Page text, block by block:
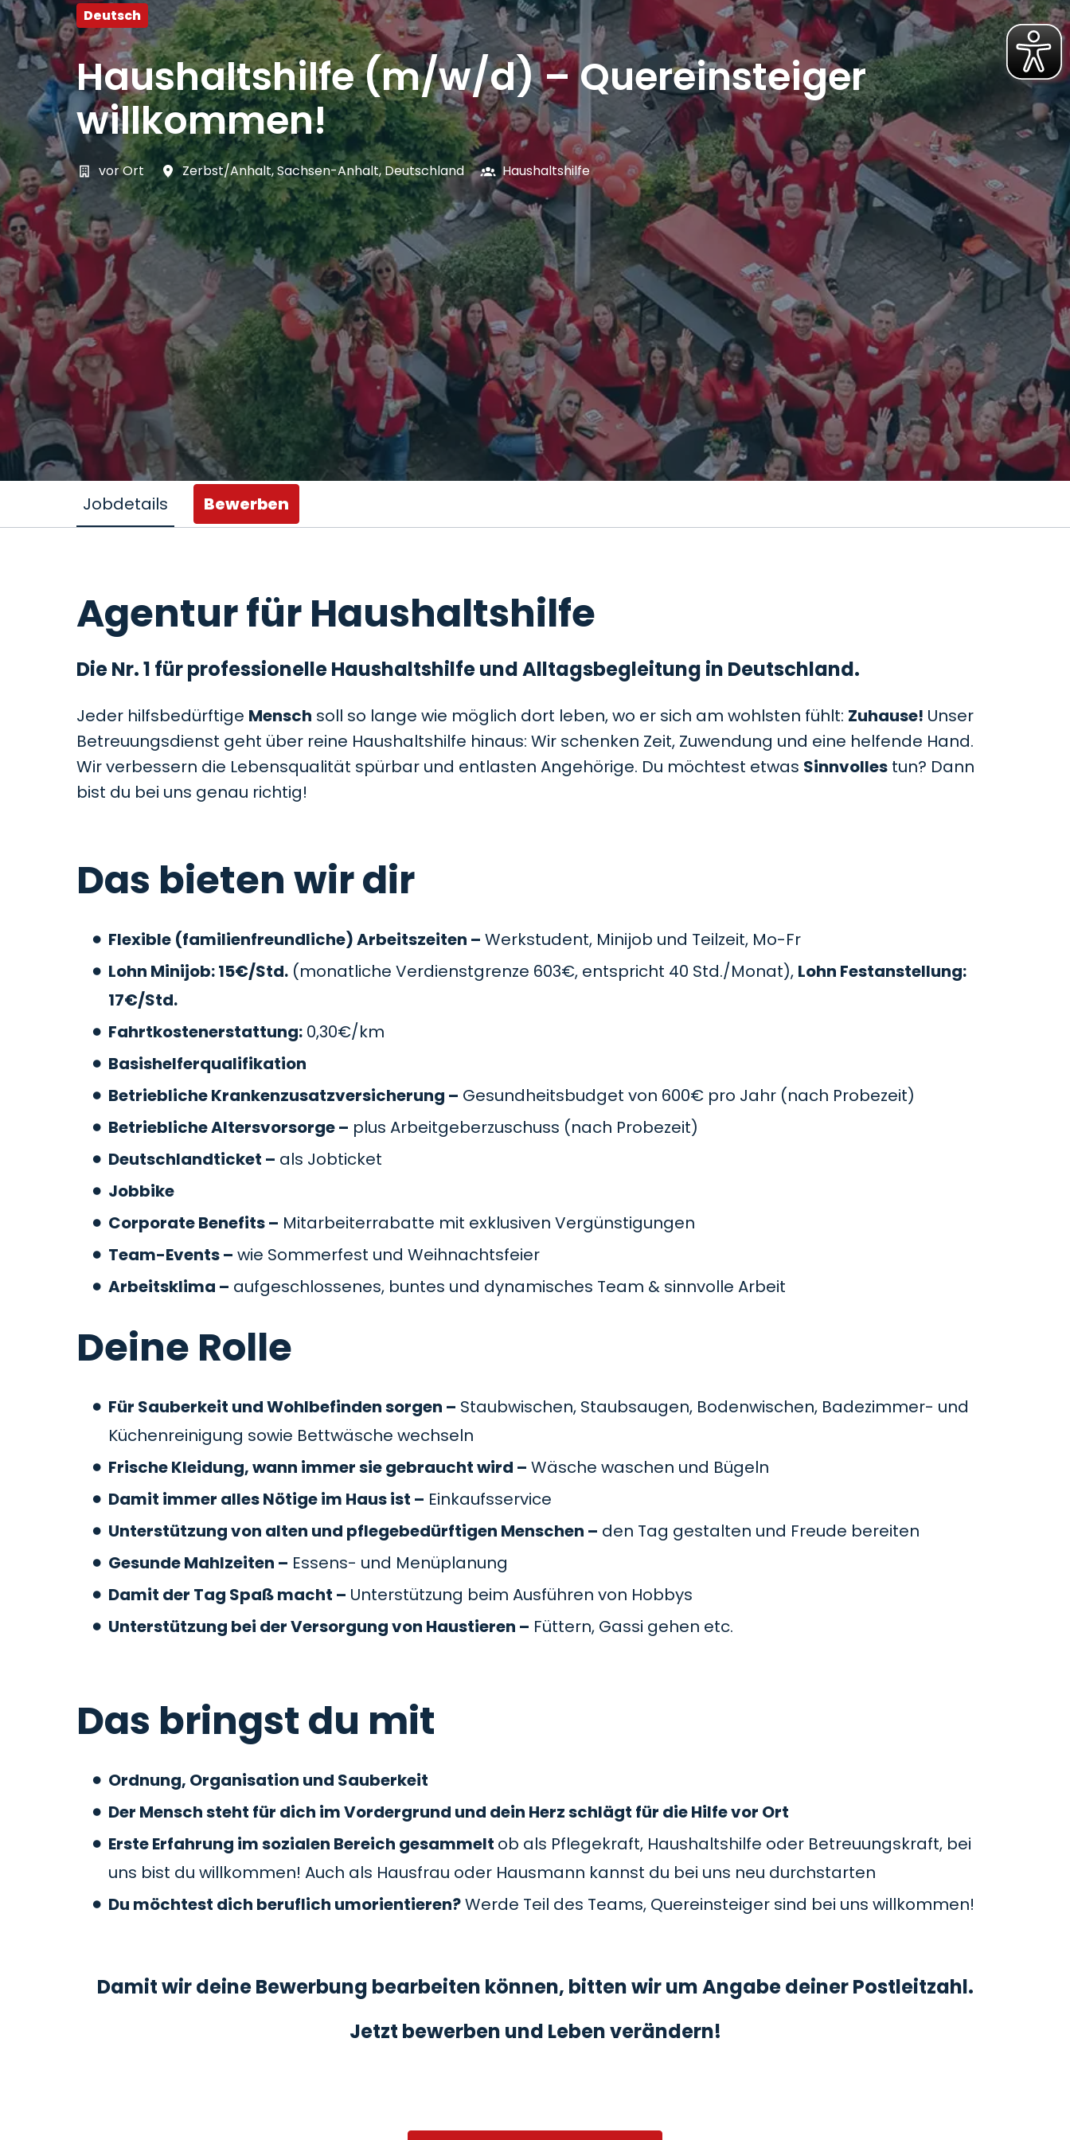
Deutsch
Haushaltshilfe (m/w/d) – Quereinsteiger
willkommen!
vor Ort Zerbst/Anhalt,Sachsen-Anhalt, Deutschland Haushaltshilfe
Jobdetails Bewerben
Agentur für Haushaltshilfe
Die Nr. 1 für professionelle Haushaltshilfe und Alltagsbegleitung in Deutschland.
Jeder hilfsbedürftige Mensch soll so lange wie möglich dort leben, wo er sich am wohlsten fühlt: Zuhause! Unser
Betreuungsdienst geht über reine Haushaltshilfe hinaus: Wir schenken Zeit, Zuwendung und eine helfende Hand.
Wir verbessern die Lebensqualität spürbar und entlasten Angehörige. Du möchtest etwas Sinnvolles tun? Dann
bist du bei uns genau richtig!
Das bieten wir dir
Flexible (familienfreundliche) Arbeitszeiten – Werkstudent, Minijob und Teilzeit, Mo-Fr
Lohn Minijob: 15€/Std. (monatliche Verdienstgrenze 603€, entspricht 40 Std./Monat), Lohn Festanstellung:
17€/Std.
Fahrtkostenerstattung: 0,30€/km
Basishelferqualifikation
Betriebliche Krankenzusatzversicherung – Gesundheitsbudget von 600€ pro Jahr (nach Probezeit)
Betriebliche Altersvorsorge – plus Arbeitgeberzuschuss (nach Probezeit)
Deutschlandticket – als Jobticket
Jobbike
Corporate Benefits – Mitarbeiterrabatte mit exklusiven Vergünstigungen
Team-Events – wie Sommerfest und Weihnachtsfeier
Arbeitsklima – aufgeschlossenes, buntes und dynamisches Team & sinnvolle Arbeit
Deine Rolle
Für Sauberkeit und Wohlbefinden sorgen – Staubwischen, Staubsaugen, Bodenwischen, Badezimmer- und
Küchenreinigung sowie Bettwäsche wechseln
Frische Kleidung, wann immer sie gebraucht wird – Wäsche waschen und Bügeln
Damit immer alles Nötige im Haus ist – Einkaufsservice
Unterstützung von alten und pflegebedürftigen Menschen – den Tag gestalten und Freude bereiten
Gesunde Mahlzeiten – Essens- und Menüplanung
Damit der Tag Spaß macht – Unterstützung beim Ausführen von Hobbys
Unterstützung bei der Versorgung von Haustieren – Füttern, Gassi gehen etc.
Das bringst du mit
Ordnung, Organisation und Sauberkeit
Der Mensch steht für dich im Vordergrund und dein Herz schlägt für die Hilfe vor Ort
Erste Erfahrung im sozialen Bereich gesammelt ob als Pflegekraft, Haushaltshilfe oder Betreuungskraft, bei
uns bist du willkommen! Auch als Hausfrau oder Hausmann kannst du bei uns neu durchstarten
Du möchtest dich beruflich umorientieren?Werde Teil des Teams, Quereinsteiger sind bei uns willkommen!
Damit wir deine Bewerbung bearbeiten können, bitten wir um Angabe deiner Postleitzahl.
Jetzt bewerben und Leben verändern!